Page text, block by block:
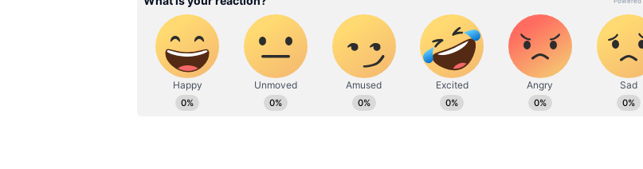
Image Credit :
1. இந்திய பந்துவீச்சாளர்களின் சொதப்பல்
இந்திய பந்துவீச்சாளர்கள் அயர்லாந்து அணியை குறைத்து மதிப்பிட்டனர்...
ஆனால் போட்டியின் தொடக்கத்திலிருந்தே அவர்களின் பேட்டிங் எவ்வளவு